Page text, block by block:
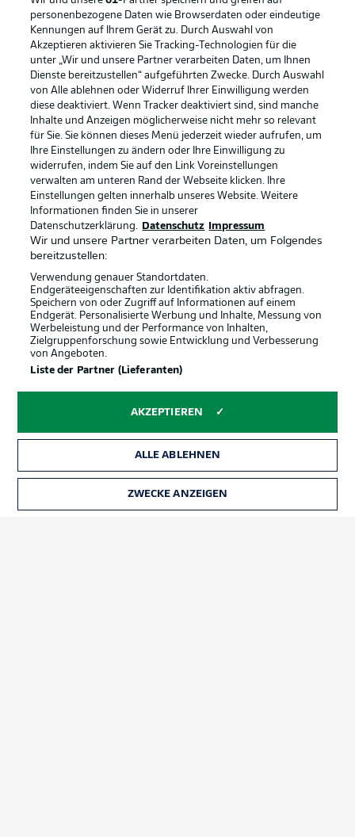
Mitfahrportal
BUNDESLIGA-GRUPPE
Sprachauswahl
Deutsch Anzeige Modus
Login
Football as it's meant to be
BUNDESLIGA APP
Offizielle Partner
Rechtliche Hinweise Voreinstellungen verwalten
personenbezogene Daten wie Browserdaten oder eindeutige
Kennungen auf Ihrem Gerät zu. Durch Auswahl von
Akzeptieren aktivieren Sie Tracking-Technologien für die
unter „Wir und unsere Partner verarbeiten Daten, um Ihnen
Dienste bereitzustellen“ aufgeführten Zwecke. Durch Auswahl
von Alle ablehnen oder Widerruf Ihrer Einwilligung werden
diese deaktiviert. Wenn Tracker deaktiviert sind, sind manche
Inhalte und Anzeigen möglicherweise nicht mehr so relevant
für Sie. Sie können dieses Menü jederzeit wieder aufrufen, um
Ihre Einstellungen zu ändern oder Ihre Einwilligung zu
widerrufen, indem Sie auf den Link Voreinstellungen
verwalten am unteren Rand der Webseite klicken. Ihre
Einstellungen gelten innerhalb unseres Website. Weitere
Informationen finden Sie in unserer
Datenschutzerklärung.
Datenschutz Impressum
Wir und unsere Partner verarbeiten Daten, um Folgendes
bereitzustellen:
Verwendung genauer Standortdaten.
Endgeräteeigenschaften zur Identifikation aktiv abfragen.
Speichern von oder Zugriff auf Informationen auf einem
Endgerät. Personalisierte Werbung und Inhalte, Messung von
Werbeleistung und der Performance von Inhalten,
Zielgruppenforschung sowie Entwicklung und Verbesserung
von Angeboten.
Liste der Partner (Lieferanten)
AKZEPTIEREN
ALLE ABLEHNEN
ZWECKE ANZEIGEN